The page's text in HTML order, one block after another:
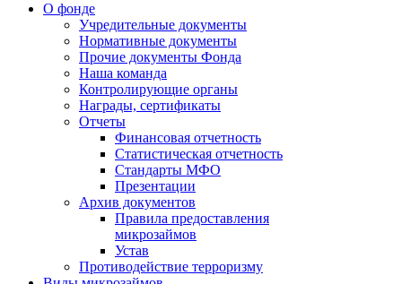
О фонде
Учредительные документы
Нормативные документы
Прочие документы Фонда
Наша команда
Контролирующие органы
Награды, сертификаты
Отчеты
Финансовая отчетность
Статистическая отчетность
Стандарты МФО
Презентации
Архив документов
Правила предоставления
микрозаймов
Устав
Противодействие терроризму